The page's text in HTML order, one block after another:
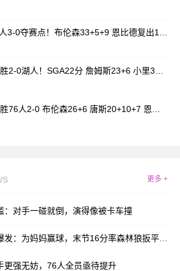
更多 +
：对手一碰就倒，演得像被卡车撞
：为妈妈赢球，末节16分率森林狼扳平比分
更强无妨，76人全员亟待提升